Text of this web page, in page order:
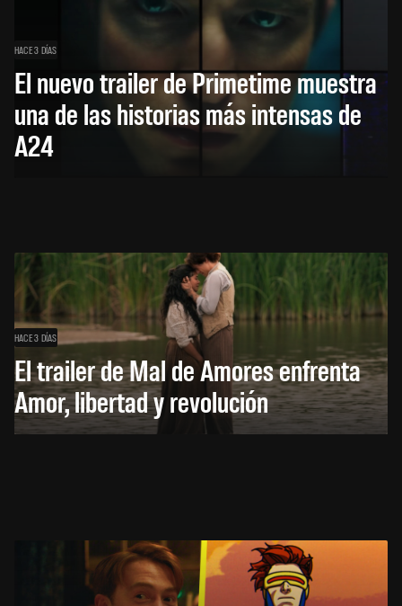
HACE 3 DÍAS
El nuevo trailer de Primetime muestra
una de las historias más intensas de
A24
HACE 3 DÍAS
El trailer de Mal de Amores enfrenta
Amor, libertad y revolución